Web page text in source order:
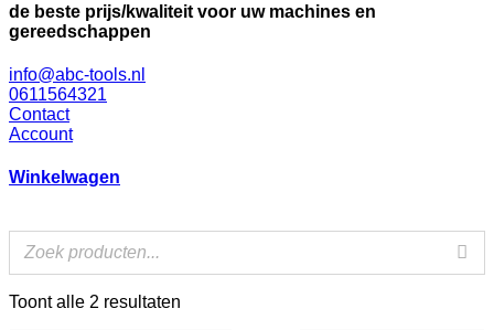
de beste prijs/kwaliteit voor uw machines en
gereedschappen
info@abc-tools.nl
0611564321
Contact
Account
Winkelwagen
Toont alle 2 resultaten